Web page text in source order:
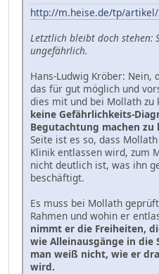
http://m.heise.de/tp/
Letztlich bleibt doch stehen:
ungefährlich.
Hans-Ludwig Kröber:
das für gut möglich und
dies mit und bei Mollath zu
keine Gefährlichkeits-
Begutachtung machen zu
Seite ist es so, dass
Klinik entlassen wird, zum
nicht deutlich ist, was ihn
beschäftigt.
Es muss bei Mollath
Rahmen und wohin er
nimmt er die Freiheiten,
wie Alleinausgänge in die
man weiß nicht, wie er
wird.